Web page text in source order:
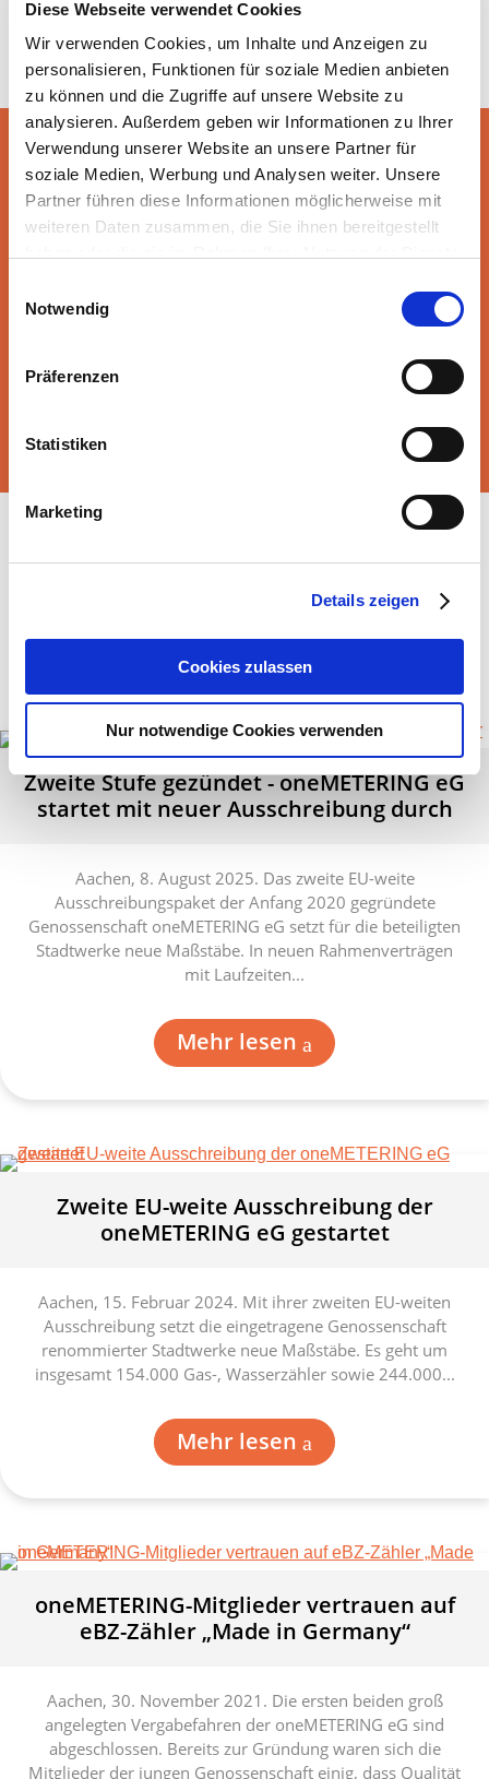
Diese Webseite verwendet Cookies
Wir verwenden Cookies, um Inhalte und Anzeigen zu
personalisieren, Funktionen für soziale Medien anbieten
zu können und die Zugriffe auf unsere Website zu
analysieren. Außerdem geben wir Informationen zu Ihrer
Verwendung unserer Website an unsere Partner für
soziale Medien, Werbung und Analysen weiter. Unsere
Partner führen diese Informationen möglicherweise mit
weiteren Daten zusammen, die Sie ihnen bereitgestellt
Cookies, wenn Sie unsere Webseite weiterhin nutzen.
Notwendig
Präferenzen
Statistiken
Marketing
Details zeigen
Cookies zulassen
Nur notwendige Cookies verwenden
MITGLIEDER
AKTUELLES
Zweite Stufe gezündet - oneMETERING eG
startet mit neuer Ausschreibung durch
Aachen, 8. August 2025. Das zweite EU-weite
Ausschreibungspaket der Anfang 2020 gegründete
Genossenschaft oneMETERING eG setzt für die beteiligten
Stadtwerke neue Maßstäbe. In neuen Rahmenverträgen
mit Laufzeiten...
Mehr lesen
Zweite EU-weite Ausschreibung der
oneMETERING eG gestartet
Aachen, 15. Februar 2024. Mit ihrer zweiten EU-weiten
Ausschreibung setzt die eingetragene Genossenschaft
renommierter Stadtwerke neue Maßstäbe. Es geht um
insgesamt 154.000 Gas-, Wasserzähler sowie 244.000...
Mehr lesen
oneMETERING-Mitglieder vertrauen auf
eBZ-Zähler „Made in Germany“
Aachen, 30. November 2021. Die ersten beiden groß
angelegten Vergabefahren der oneMETERING eG sind
abgeschlossen. Bereits zur Gründung waren sich die
Mitglieder der jungen Genossenschaft einig, dass Qualität